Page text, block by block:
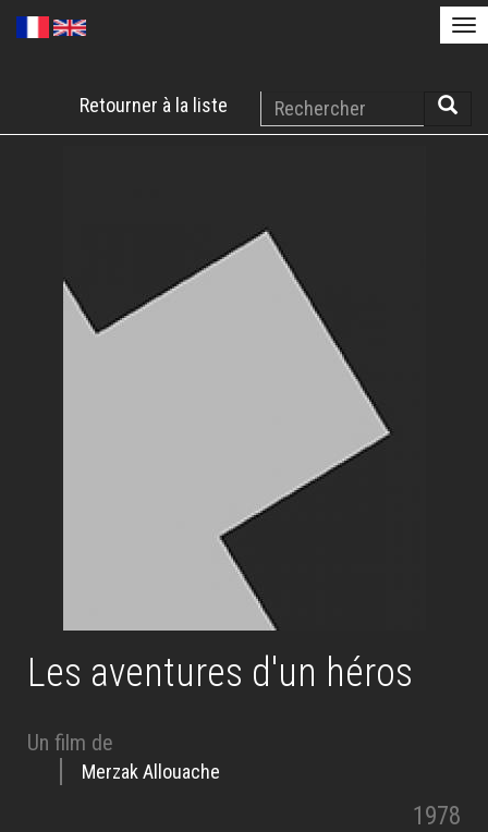
contenu
Retourner à la liste
Rechercher
Les aventures d'un héros
Un film de
Merzak Allouache
1978